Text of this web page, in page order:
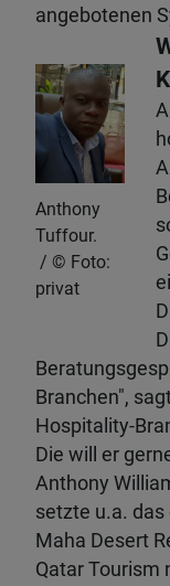
angebotenen
Anthony
Tuffour.
Foto:
privat
Branchen",
Hospitality-
Die will er
Anthony
setzte u.a. das
Maha Desert
Qatar Tourism